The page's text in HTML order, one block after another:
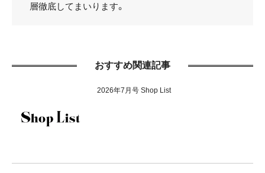
層徹底してまいります。
おすすめ関連記事
2026年7月号 Shop List